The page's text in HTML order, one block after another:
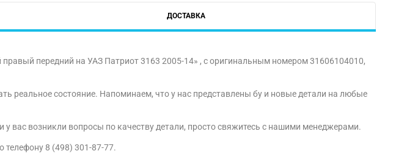
ДОСТАВКА
передний на УАЗ Патриот 3163 2005-14» , с оригинальным номером 31606104010,
реальное состояние. Напоминаем, что у нас представлены бу и новые детали на любые
вас возникли вопросы по качеству детали, просто свяжитесь с нашими менеджерами.
8 (498) 301-87-77.